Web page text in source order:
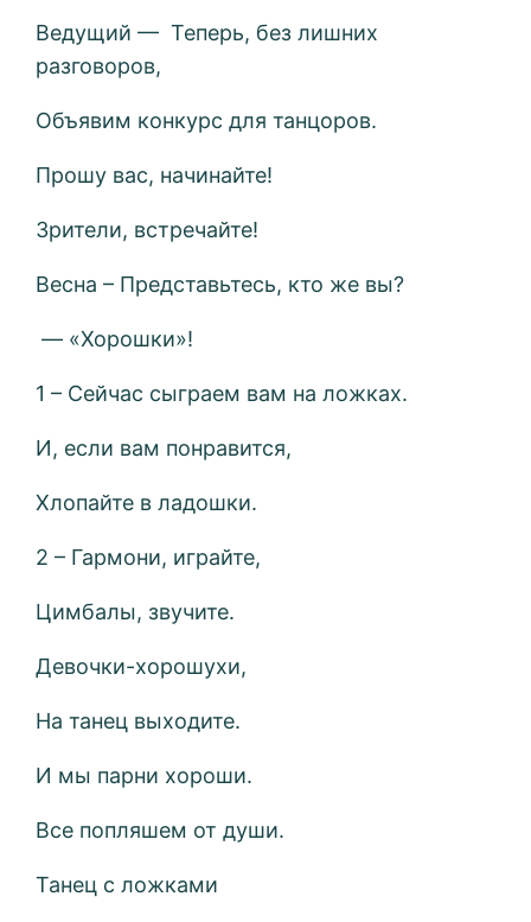
Ведущий — Теперь, без лишних
разговоров,
Объявим конкурс для танцоров.
Прошу вас, начинайте!
Зрители, встречайте!
Весна – Представьтесь, кто же вы?
— «Хорошки»!
1 – Сейчас сыграем вам на ложках.
И, если вам понравится,
Хлопайте в ладошки.
2 – Гармони, играйте,
Цимбалы, звучите.
Девочки-хорошухи,
На танец выходите.
И мы парни хороши.
Все попляшем от души.
Танец с ложками